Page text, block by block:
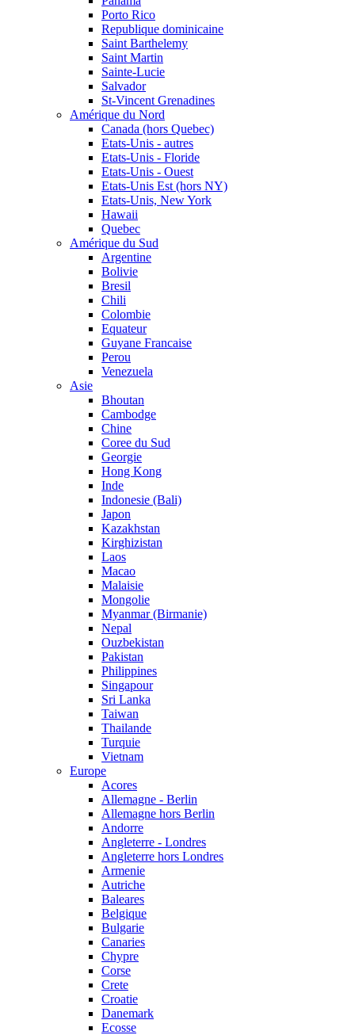
Porto Rico
Republique dominicaine
Saint Barthelemy
Saint Martin
Sainte-Lucie
Salvador
St-Vincent Grenadines
Amérique du Nord
Canada (hors Quebec)
Etats-Unis - autres
Etats-Unis - Floride
Etats-Unis - Ouest
Etats-Unis Est (hors NY)
Etats-Unis, New York
Hawaii
Quebec
Amérique du Sud
Argentine
Bolivie
Bresil
Chili
Colombie
Equateur
Guyane Francaise
Perou
Venezuela
Asie
Bhoutan
Cambodge
Chine
Coree du Sud
Georgie
Hong Kong
Inde
Indonesie (Bali)
Japon
Kazakhstan
Kirghizistan
Laos
Macao
Malaisie
Mongolie
Myanmar (Birmanie)
Nepal
Ouzbekistan
Pakistan
Philippines
Singapour
Sri Lanka
Taiwan
Thailande
Turquie
Vietnam
Europe
Acores
Allemagne - Berlin
Allemagne hors Berlin
Andorre
Angleterre - Londres
Angleterre hors Londres
Armenie
Autriche
Baleares
Belgique
Bulgarie
Canaries
Chypre
Corse
Crete
Croatie
Danemark
Ecosse